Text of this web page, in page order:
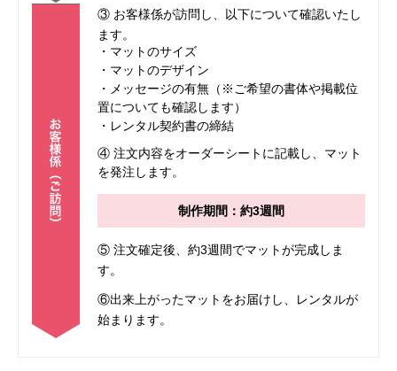
③ お客様係が訪問し、以下について確認いたし
ます。
・マットのサイズ
・マットのデザイン
・メッセージの有無（※ご希望の書体や掲載位
置についても確認します）
・レンタル契約書の締結
④ 注文内容をオーダーシートに記載し、マット
を発注します。
制作期間：約3週間
⑤ 注文確定後、約3週間でマットが完成しま
す。
⑥出来上がったマットをお届けし、レンタルが
始まります。